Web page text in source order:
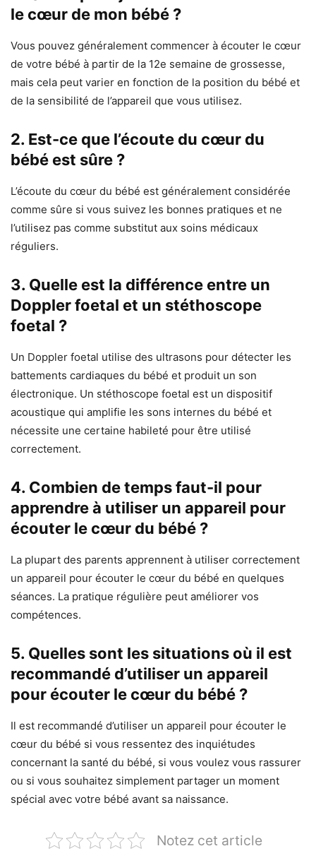
le cœur de mon bébé ?
Vous pouvez généralement commencer à écouter le cœur
de votre bébé à partir de la 12e semaine de grossesse,
mais cela peut varier en fonction de la position du bébé et
de la sensibilité de l’appareil que vous utilisez.
2. Est-ce que l’écoute du cœur du
bébé est sûre ?
L’écoute du cœur du bébé est généralement considérée
comme sûre si vous suivez les bonnes pratiques et ne
l’utilisez pas comme substitut aux soins médicaux
réguliers.
3. Quelle est la différence entre un
Doppler foetal et un stéthoscope
foetal ?
Un Doppler foetal utilise des ultrasons pour détecter les
battements cardiaques du bébé et produit un son
électronique. Un stéthoscope foetal est un dispositif
acoustique qui amplifie les sons internes du bébé et
nécessite une certaine habileté pour être utilisé
correctement.
4. Combien de temps faut-il pour
apprendre à utiliser un appareil pour
écouter le cœur du bébé ?
La plupart des parents apprennent à utiliser correctement
un appareil pour écouter le cœur du bébé en quelques
séances. La pratique régulière peut améliorer vos
compétences.
5. Quelles sont les situations où il est
recommandé d’utiliser un appareil
pour écouter le cœur du bébé ?
Il est recommandé d’utiliser un appareil pour écouter le
cœur du bébé si vous ressentez des inquiétudes
concernant la santé du bébé, si vous voulez vous rassurer
ou si vous souhaitez simplement partager un moment
spécial avec votre bébé avant sa naissance.
Notez cet article